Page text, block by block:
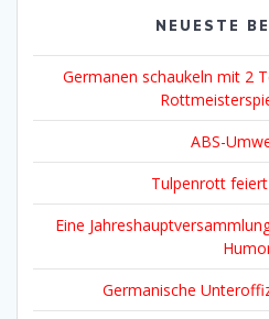
NEUESTE
Germanen schaukeln mit 2
ABS-
Tulpenrott
Eine
Germanische